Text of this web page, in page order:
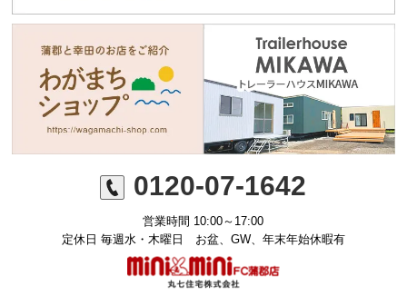
0120-07-1642
営業時間 10:00～17:00
定休日 毎週水・木曜日 お盆、GW、年末年始休暇有